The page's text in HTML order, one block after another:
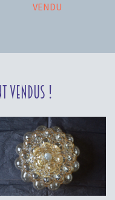
VENDU
vendus !